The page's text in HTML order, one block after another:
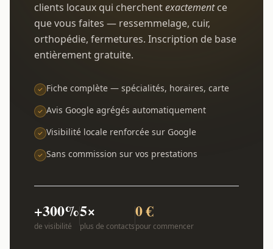
clients locaux qui cherchentexactementce
que vous faites — ressemmelage, cuir,
orthopédie, fermetures. Inscription de base
entièrement gratuite.
Fiche complète — spécialités, horaires, carte
Avis Google agrégés automatiquement
Visibilité locale renforcée sur Google
Sans commission sur vos prestations
+300%
de visibilité
5×
plus de contacts
0 €
pour commencer